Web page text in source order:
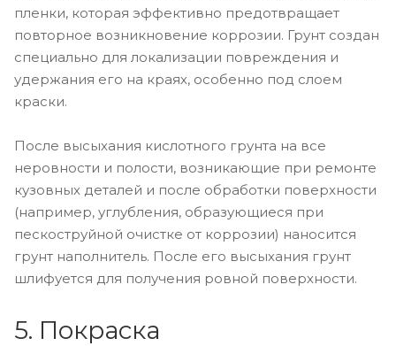
пленки, которая эффективно предотвращает
повторное возникновение коррозии. Грунт создан
специально для локализации повреждения и
удержания его на краях, особенно под слоем
краски.
После высыхания кислотного грунта на все
неровности и полости, возникающие при ремонте
кузовных деталей и после обработки поверхности
(например, углубления, образующиеся при
пескоструйной очистке от коррозии) наносится
грунт наполнитель. После его высыхания грунт
шлифуется для получения ровной поверхности.
5. Покраска